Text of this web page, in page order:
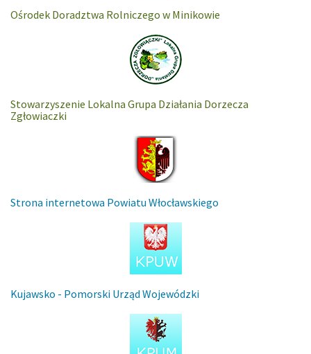
Ośrodek Doradztwa Rolniczego w Minikowie
Stowarzyszenie Lokalna Grupa Działania Dorzecza
Zgłowiaczki
Strona internetowa Powiatu Włocławskiego
Kujawsko - Pomorski Urząd Wojewódzki